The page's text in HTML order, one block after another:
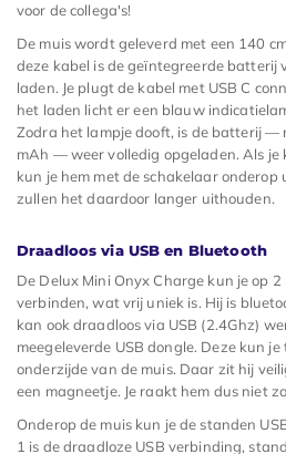
voor de collega's!
De muis wordt geleverd met een 140
deze kabel is de geïntegreerde batterij
laden. Je plugt de kabel met USB C
het laden licht er een blauw
Zodra het lampje dooft, is de batterij —
mAh — weer volledig opgeladen. Als je
kun je hem met de schakelaar
zullen het daardoor langer uithouden.
Draadloos via USB en Bluetooth
De Delux Mini Onyx Charge kun je op
verbinden, wat vrij uniek is. Hij is
kan ook draadloos via USB (2.4Ghz)
meegeleverde USB dongle. Deze kun
onderzijde van de muis. Daar zit hij
een magneetje. Je raakt hem dus niet
Onderop de muis kun je de standen
1 is de draadloze USB verbinding,